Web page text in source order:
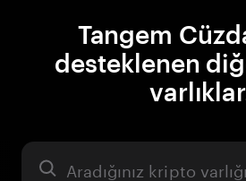
Tangem
desteklenen
Varlık